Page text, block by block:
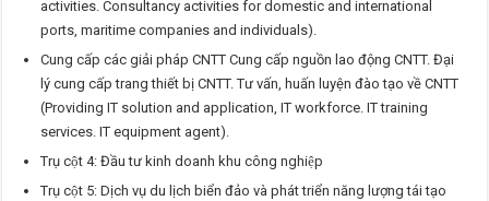
activities. Consultancy activities for domestic and international
ports, maritime companies and individuals).
Cung cấp các giải pháp CNTT Cung cấp nguồn lao động CNTT. Đại
lý cung cấp trang thiết bị CNTT. Tư vấn, huấn luyện đào tạo về CNTT
(Providing IT solution and application, IT workforce. IT training
services. IT equipment agent).
Trụ cột 4: Đầu tư kinh doanh khu công nghiệp
Trụ cột 5: Dịch vụ du lịch biển đảo và phát triển năng lượng tái tạo